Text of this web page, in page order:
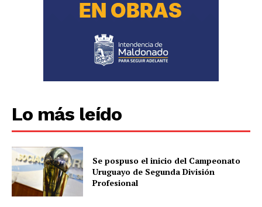
Lo más leído
Se pospuso el inicio del Campeonato
Uruguayo de Segunda División
Profesional